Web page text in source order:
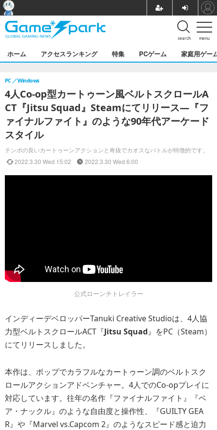
menu
search
ホーム アクセスランキング 特集 PCゲーム 家庭用ゲー
4人Co-op型カートゥーン風ベルトスクロールA
CT『Jitsu Squad』Steamにてリリース―『フ
ァイナルファイト』のような90年代アーケード
スタイル
テンポの良いカートゥーンアクションと奇抜でカオスなバトルが特徴的です。
PC Windows
2022.3.30 Wed 15:02 2022.3.30 Wed 6:00
公式ローンチトレイラー
インディーデベロッパーTanuki Creative Studioは、4人協
力型ベルトスクロールACT『Jitsu Squad』をPC（Steam）
にてリリースしました。
本作は、ポップでカラフルなカートゥーン調のベルトスク
ロールアクションアドベンチャー。4人でのCo-opプレイに
対応しています。往年の名作『ファイナルファイト』『ベ
ア・ナックル』のような自由度と操作性、『GUILTY GEA
R』や『Marvel vs.Capcom 2』のようなスピード感と迫力